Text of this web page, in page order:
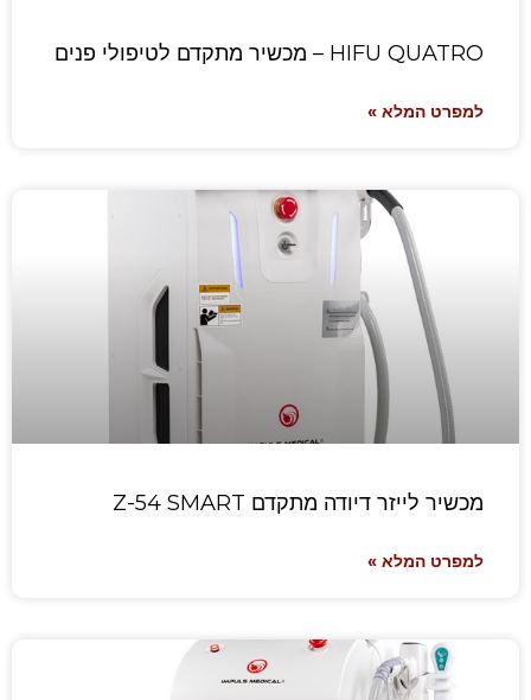
HIFU QUATRO – מכשיר מתקדם לטיפולי פנים
למפרט המלא »
מכשיר לייזר דיודה מתקדם Z-54 SMART
למפרט המלא »